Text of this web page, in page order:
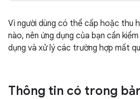
Vì người dùng có thể cấp hoặc thu
nào, nên ứng dụng của bạn cần
dụng và xử lý các trường hợp mất
Thông tin có trong